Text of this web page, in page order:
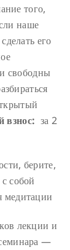
того,
наше
его
свободны
взнос: за 2
берите,
собой
медитации
лекции и
—